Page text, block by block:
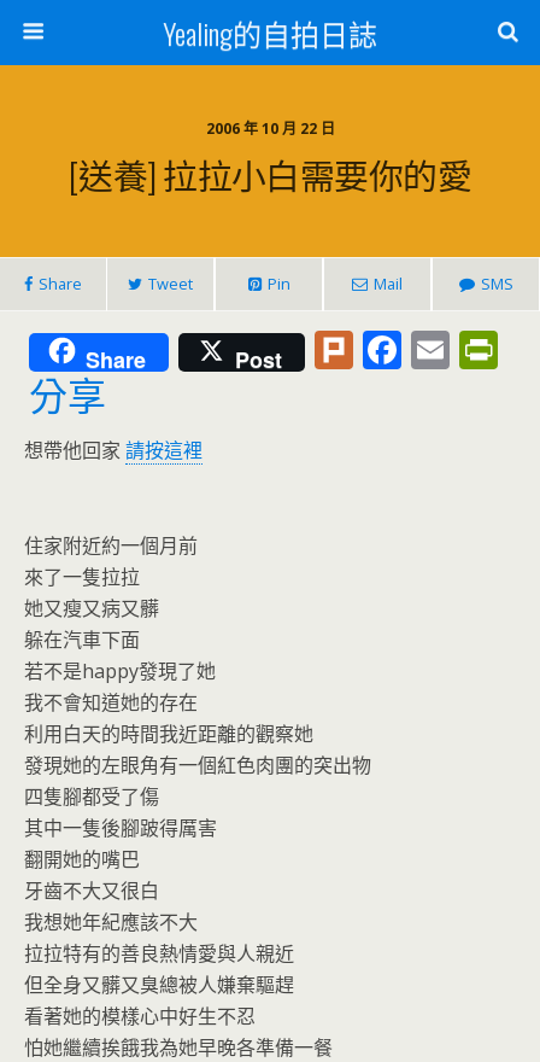
Yealing的自拍日誌
2006 年 10 月 22 日
[送養] 拉拉小白需要你的愛
Share Tweet Pin Mail SMS
Share Post Pl F E
分享
想帶他回家 請按這裡
住家附近約一個月前
來了一隻拉拉
她又瘦又病又髒
躲在汽車下面
若不是happy發現了她
我不會知道她的存在
利用白天的時間我近距離的觀察她
發現她的左眼角有一個紅色肉團的突出物
四隻腳都受了傷
其中一隻後腳跛得厲害
翻開她的嘴巴
牙齒不大又很白
我想她年紀應該不大
拉拉特有的善良熱情愛與人親近
但全身又髒又臭總被人嫌棄驅趕
看著她的模樣心中好生不忍
怕她繼續挨餓我為她早晚各準備一餐